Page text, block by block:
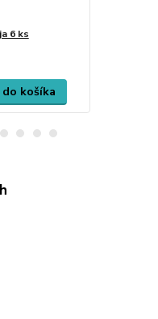
6 ks
košíka